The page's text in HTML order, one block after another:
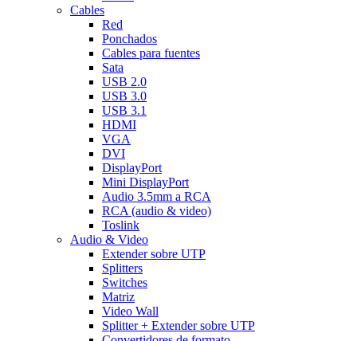
Cables
Red
Ponchados
Cables para fuentes
Sata
USB 2.0
USB 3.0
USB 3.1
HDMI
VGA
DVI
DisplayPort
Mini DisplayPort
Audio 3.5mm a RCA
RCA (audio & video)
Toslink
Audio & Video
Extender sobre UTP
Splitters
Switches
Matriz
Video Wall
Splitter + Extender sobre UTP